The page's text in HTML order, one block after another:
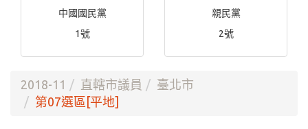
中國國民黨
1號
親民黨
2號
2018-11 直轄市議員
臺北市
第07選區[平地]